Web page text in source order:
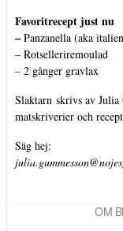
Favoritrecept just nu
– Panzanella (aka
– Rotselleriremoulad
– 2 gånger gravlax
Slaktarn skrivs av Julia
matskriverier och
Säg hej:
OM